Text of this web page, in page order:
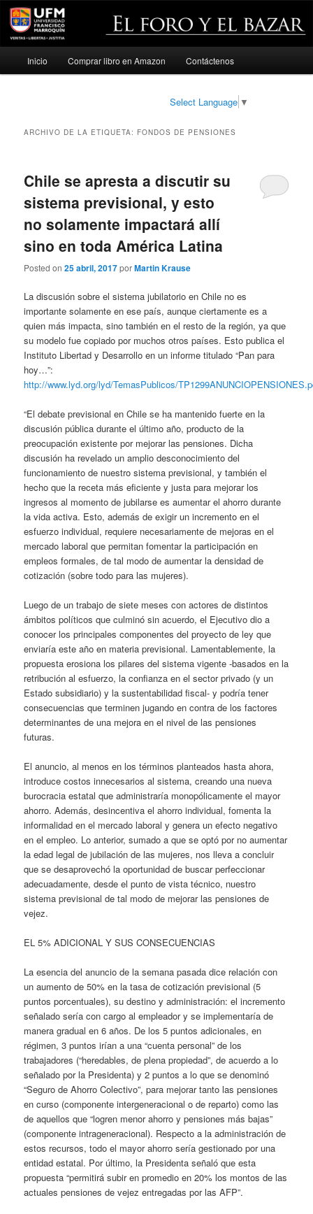
Ir
Ir
Inicio Comprar libro en Amazon Contáctenos
Select Language ▼
ARCHIVO DE LA ETIQUETA: FONDOS DE PENSIONES
Chile se apresta a discutir su
sistema previsional, y esto
no solamente impactará allí
sino en toda América Latina
Posted on25 abril, 2017porMartin Krause
La discusión sobre el sistema jubilatorio en Chile no es
importante solamente en ese país, aunque ciertamente es a
quien más impacta, sino también en el resto de la región, ya que
su modelo fue copiado por muchos otros países. Esto publica el
Instituto Libertad y Desarrollo en un informe titulado “Pan para
hoy…”:
http://www.lyd.org/lyd/TemasPublicos/
“El debate previsional en Chile se ha mantenido fuerte en la
discusión pública durante el último año, producto de la
preocupación existente por mejorar las pensiones. Dicha
discusión ha revelado un amplio desconocimiento del
funcionamiento de nuestro sistema previsional, y también el
hecho que la receta más eficiente y justa para mejorar los
ingresos al momento de jubilarse es aumentar el ahorro durante
la vida activa. Esto, además de exigir un incremento en el
esfuerzo individual, requiere necesariamente de mejoras en el
mercado laboral que permitan fomentar la participación en
empleos formales, de tal modo de aumentar la densidad de
cotización (sobre todo para las mujeres).
Luego de un trabajo de siete meses con actores de distintos
ámbitos políticos que culminó sin acuerdo, el Ejecutivo dio a
conocer los principales componentes del proyecto de ley que
enviaría este año en materia previsional. Lamentablemente, la
propuesta erosiona los pilares del sistema vigente -basados en la
retribución al esfuerzo, la confianza en el sector privado (y un
Estado subsidiario) y la sustentabilidad fiscal- y podría tener
consecuencias que terminen jugando en contra de los factores
determinantes de una mejora en el nivel de las pensiones
futuras.
El anuncio, al menos en los términos planteados hasta ahora,
introduce costos innecesarios al sistema, creando una nueva
burocracia estatal que administraría monopólicamente el mayor
ahorro. Además, desincentiva el ahorro individual, fomenta la
informalidad en el mercado laboral y genera un efecto negativo
en el empleo. Lo anterior, sumado a que se optó por no aumentar
la edad legal de jubilación de las mujeres, nos lleva a concluir
que se desaprovechó la oportunidad de buscar perfeccionar
adecuadamente, desde el punto de vista técnico, nuestro
sistema previsional de tal modo de mejorar las pensiones de
vejez.
EL 5% ADICIONAL Y SUS CONSECUENCIAS
La esencia del anuncio de la semana pasada dice relación con
un aumento de 50% en la tasa de cotización previsional (5
puntos porcentuales), su destino y administración: el incremento
señalado sería con cargo al empleador y se implementaría de
manera gradual en 6 años. De los 5 puntos adicionales, en
régimen, 3 puntos irían a una “cuenta personal” de los
trabajadores (“heredables, de plena propiedad”, de acuerdo a lo
señalado por la Presidenta) y 2 puntos a lo que se denominó
“Seguro de Ahorro Colectivo”, para mejorar tanto las pensiones
en curso (componente intergeneracional o de reparto) como las
de aquellos que “logren menor ahorro y pensiones más bajas”
(componente intrageneracional). Respecto a la administración de
estos recursos, todo el mayor ahorro sería gestionado por una
entidad estatal. Por último, la Presidenta señaló que esta
propuesta “permitirá subir en promedio en 20% los montos de las
actuales pensiones de vejez entregadas por las AFP”.